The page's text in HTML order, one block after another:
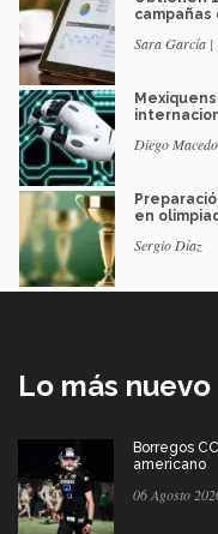
Sara García |
Diego
en
Sergio Díaz
Lo más nuevo
Borregos
americano
06 Agosto